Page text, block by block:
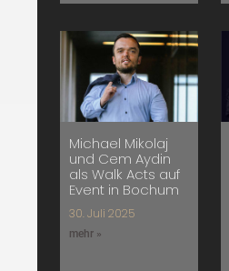
Michael Mikolaj
und Cem Aydin
als Walk Acts auf
Event in Bochum
30. Juli 2025
mehr »